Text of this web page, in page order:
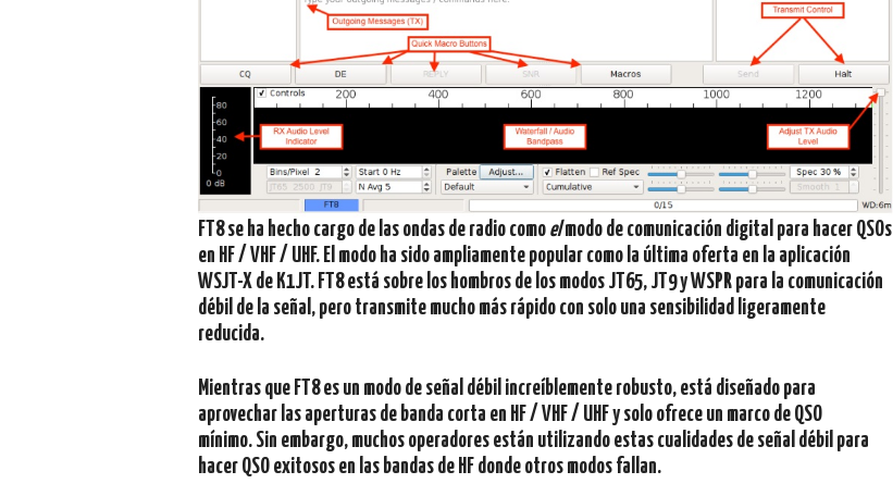
FT8 se ha hecho cargo de las ondas de radio como elmodo de comunicación digital para hacer QSOs
en HF / VHF / UHF. El modo ha sido ampliamente popular como la última oferta en la aplicación
WSJT-X de K1JT. FT8 está sobre los hombros de los modos JT65, JT9 y WSPR para la comunicación
débil de la señal, pero transmite mucho más rápido con solo una sensibilidad ligeramente
reducida.
Mientras que FT8 es un modo de señal débil increíblemente robusto, está diseñado para
aprovechar las aperturas de banda corta en HF / VHF / UHF y solo ofrece un marco de QSO
mínimo. Sin embargo, muchos operadores están utilizando estas cualidades de señal débil para
hacer QSO exitosos en las bandas de HF donde otros modos fallan.